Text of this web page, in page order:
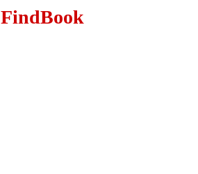
FindBook